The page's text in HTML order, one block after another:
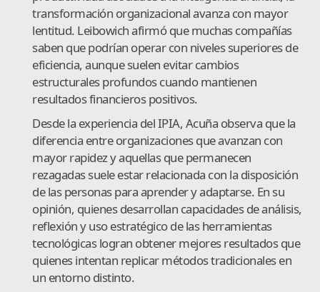
transformación organizacional avanza con mayor
lentitud. Leibowich afirmó que muchas compañías
saben que podrían operar con niveles superiores de
eficiencia, aunque suelen evitar cambios
estructurales profundos cuando mantienen
resultados financieros positivos.
Desde la experiencia del IPIA, Acuña observa que la
diferencia entre organizaciones que avanzan con
mayor rapidez y aquellas que permanecen
rezagadas suele estar relacionada con la disposición
de las personas para aprender y adaptarse. En su
opinión, quienes desarrollan capacidades de análisis,
reflexión y uso estratégico de las herramientas
tecnológicas logran obtener mejores resultados que
quienes intentan replicar métodos tradicionales en
un entorno distinto.